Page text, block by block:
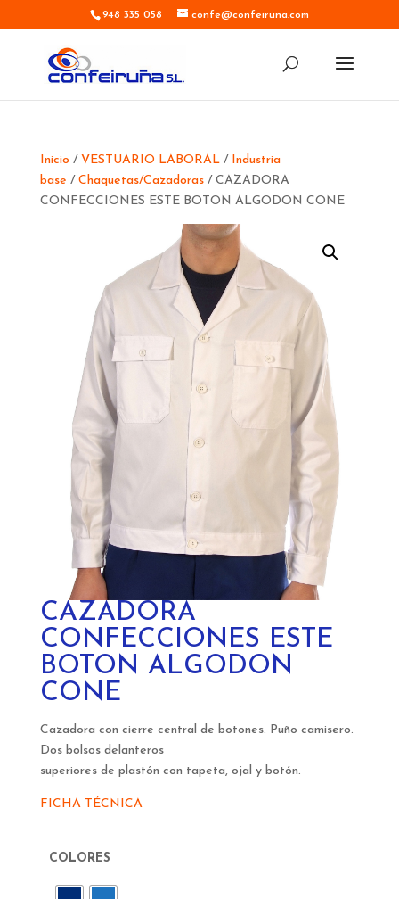
948 335 058 confe@confeiruna.com
Inicio / VESTUARIO LABORAL/ Industria
base / Chaquetas/Cazadoras/ CAZADORA
CONFECCIONES ESTE BOTON ALGODON CONE
CAZADORA
CONFECCIONES ESTE
BOTON ALGODON
CONE
Cazadora con cierre central de botones. Puño camisero.
Dos bolsos delanteros
superiores de plastón con tapeta, ojal y botón.
FICHA TÉCNICA
COLORES